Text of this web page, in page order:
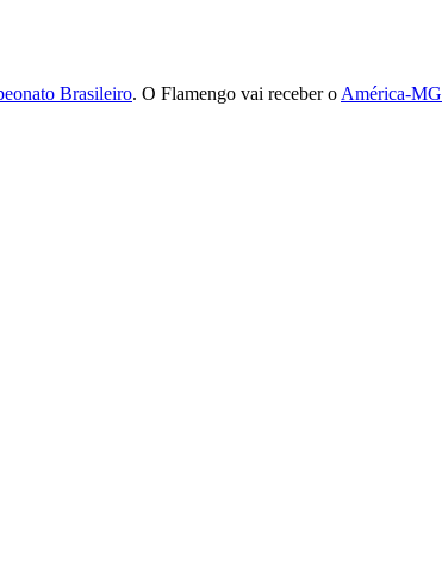
Brasileiro. O Flamengo vai receber o América-MG